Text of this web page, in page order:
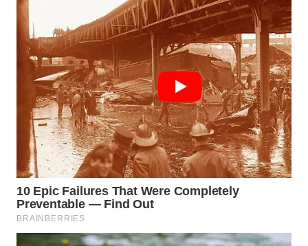
TAPANULI
TENGAH
WN DELI
SERDANG
WN
TEBING
TINGGI
WN
PAKPAK